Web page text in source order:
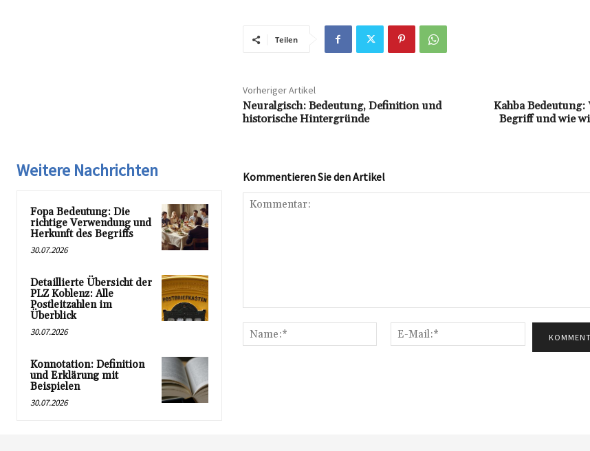
Teilen
Vorheriger Artikel
Neuralgisch: Bedeutung, Definition und
historische Hintergründe
Kahba Bedeutung:
Begriff und wie
Weitere Nachrichten
Fopa Bedeutung: Die
richtige Verwendung und
Herkunft des Begriffs
30.07.2026
Detaillierte Übersicht der
PLZ Koblenz: Alle
Postleitzahlen im
Überblick
30.07.2026
Konnotation: Definition
und Erklärung mit
Beispielen
30.07.2026
Kommentieren Sie den Artikel
Name:*
Mail:*